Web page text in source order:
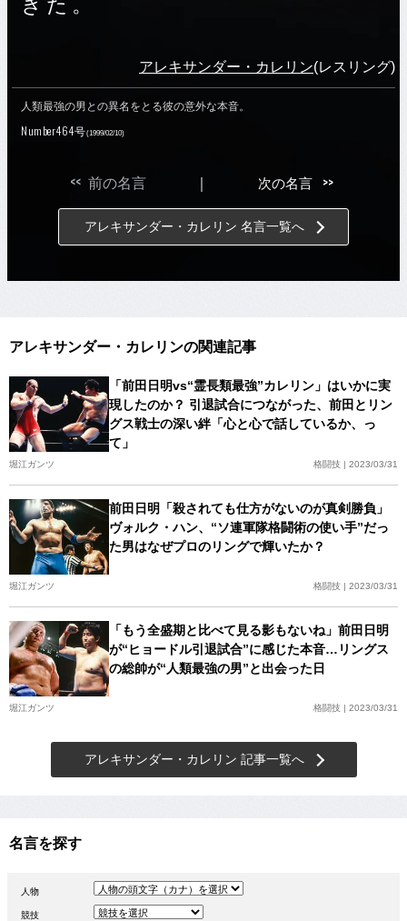
アレキサンダー・カレリン(レスリング)
人類最強の男との異名をとる彼の意外な本音。
Number464号(1999/02/10)
<< 前の名言 次の名言 >>
アレキサンダー・カレリン 名言一覧へ
アレキサンダー・カレリンの関連記事
「前田日明vs“霊長類最強”カレリン」はいかに実
現したのか？ 引退試合につながった、前田とリン
グス戦士の深い絆「心と心で話しているか、っ
て」
堀江ガンツ 格闘技 | 2023/03/31
前田日明「殺されても仕方がないのが真剣勝負」
ヴォルク・ハン、“ソ連軍隊格闘術の使い手”だっ
た男はなぜプロのリングで輝いたか？
堀江ガンツ 格闘技 | 2023/03/31
「もう全盛期と比べて見る影もないね」前田日明
が“ヒョードル引退試合”に感じた本音…リングス
の総帥が“人類最強の男”と出会った日
堀江ガンツ 格闘技 | 2023/03/31
アレキサンダー・カレリン 記事一覧へ
名言を探す
人物
競技